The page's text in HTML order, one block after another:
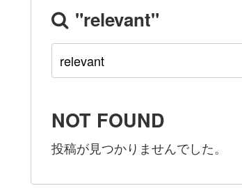
"relevant"
NOT FOUND
投稿が見つかりませんでした。